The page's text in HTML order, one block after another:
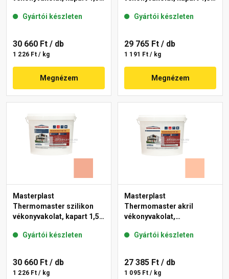
Gyártói készleten
30 660 Ft / db
1 226 Ft / kg
Megnézem
Gyártói készleten
29 765 Ft / db
1 191 Ft / kg
Megnézem
Masterplast
Thermomaster szilikon
vékonyvakolat, kapart 1,5
Gyártói készleten
30 660 Ft / db
1 226 Ft / kg
Masterplast
Thermomaster akril
vékonyvakolat,
15-D 25 kg
Gyártói készleten
27 385 Ft / db
1 095 Ft / kg